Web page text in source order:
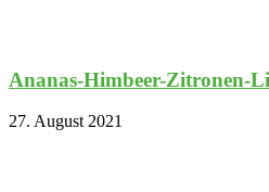
Ananas-Himbeer-Zitronen-
27. August 2021